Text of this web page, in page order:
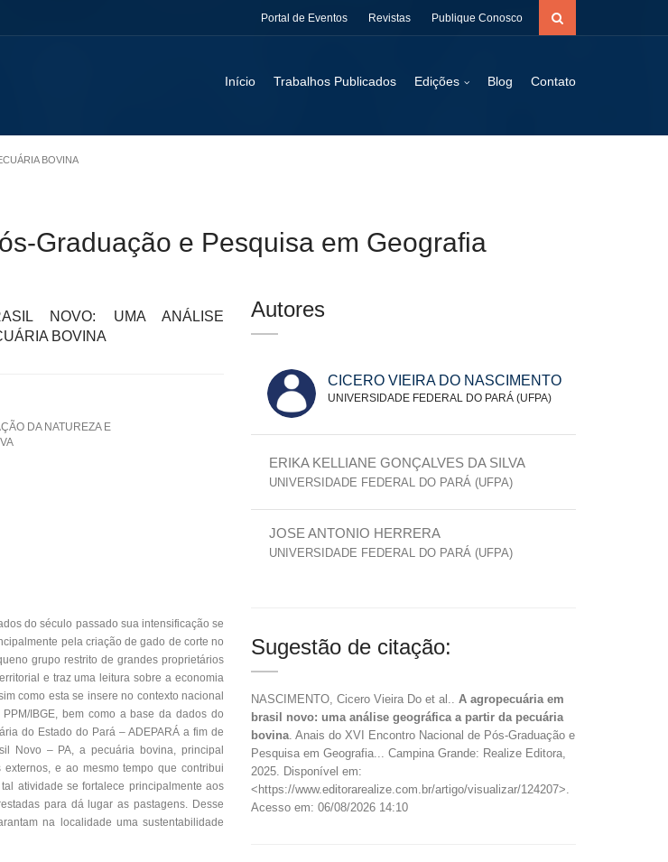
Portal de Eventos Revistas Publique Conosco
Início Trabalhos Publicados Edições Blog Contato
BOVINA
Graduação e Pesquisa em Geografia
NOVO: UMA ANÁLISE
BOVINA
DA NATUREZA E
do século passado sua intensificação se
pela criação de gado de corte no
grupo restrito de grandes proprietários
e traz uma leitura sobre a economia
como esta se insere no contexto nacional
IBGE, bem como a base da dados do
do Estado do Pará – ADEPARÁ a fim de
Novo – PA, a pecuária bovina, principal
e ao mesmo tempo que contribui
atividade se fortalece principalmente aos
para dá lugar as pastagens. Desse
na localidade uma sustentabilidade
Autores
CICERO VIEIRA DO NASCIMENTO
UNIVERSIDADE FEDERAL DO PARÁ (UFPA)
ERIKA KELLIANE GONÇALVES DA SILVA
UNIVERSIDADE FEDERAL DO PARÁ (UFPA)
JOSE ANTONIO HERRERA
UNIVERSIDADE FEDERAL DO PARÁ (UFPA)
Sugestão de citação:
NASCIMENTO, Cicero Vieira Do et al.. A agropecuária em
brasil novo: uma análise geográfica a partir da pecuária
bovina. Anais do XVI Encontro Nacional de Pós-Graduação e
Pesquisa em Geografia... Campina Grande: Realize Editora,
2025. Disponível em:
<https://www.editorarealize.com.br/artigo/visualizar/124207>.
Acesso em: 06/08/2026 14:10